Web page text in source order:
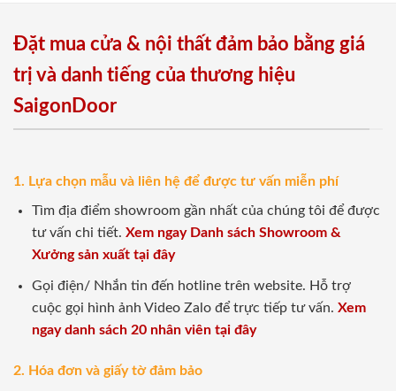
Đặt mua cửa & nội thất đảm bảo bằng giá
trị và danh tiếng của thương hiệu
SaigonDoor
1. Lựa chọn mẫu và liên hệ để được tư vấn miễn phí
Tìm địa điểm showroom gần nhất của chúng tôi để được
tư vấn chi tiết. Xem ngay Danh sách Showroom &
Xưởng sản xuất tại đây
Gọi điện/ Nhắn tin đến hotline trên website. Hỗ trợ
cuộc gọi hình ảnh Video Zalo để trực tiếp tư vấn. Xem
ngay danh sách 20 nhân viên tại đây
2. Hóa đơn và giấy tờ đảm bảo